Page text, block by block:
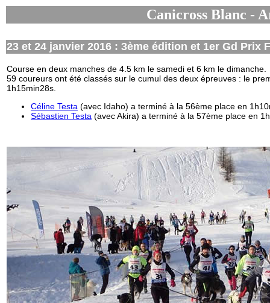
Canicross Blanc -
23 et 24 janvier 2016 : 3ème édition et 1er Gd Prix
Course en deux manches de 4.5 km le samedi et 6 km le dimanche.
59 coureurs ont été classés sur le cumul des deux épreuves : le
1h15min28s.
Céline Testa (avec Idaho) a terminé à la 56ème place en
Sébastien Testa (avec Akira) a terminé à la 57ème place en